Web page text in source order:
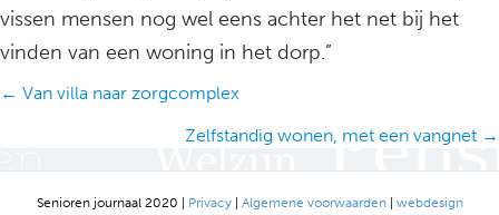
vissen mensen nog wel eens achter het net bij het
vinden van een woning in het dorp.”
Posts
← Van villa naar zorgcomplex
Zelfstandig wonen, met een vangnet →
Senioren journaal 2020 | Privacy| Algemene voorwaarden| webdesign